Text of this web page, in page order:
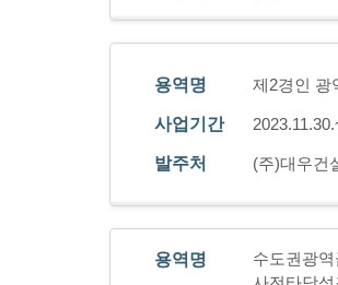
용역명 제2경인 광
사업기간
발주처 (주)대우건
용역명
수도권광